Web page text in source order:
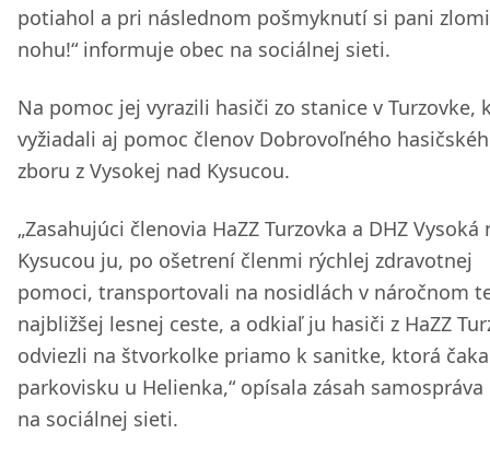
potiahol a pri následnom pošmyknutí si pani
nohu!“ informuje obec na sociálnej sieti.
Na pomoc jej vyrazili hasiči zo stanice v Turzovke,
vyžiadali aj pomoc členov Dobrovoľného
zboru z Vysokej nad Kysucou.
„Zasahujúci členovia HaZZ Turzovka a DHZ Vysoká
Kysucou ju, po ošetrení členmi rýchlej zdravotnej
pomoci, transportovali na nosidlách v náročnom
najbližšej lesnej ceste, a odkiaľ ju hasiči z HaZZ
odviezli na štvorkolke priamo k sanitke, ktorá
parkovisku u Helienka,“ opísala zásah samospráva
na sociálnej sieti.